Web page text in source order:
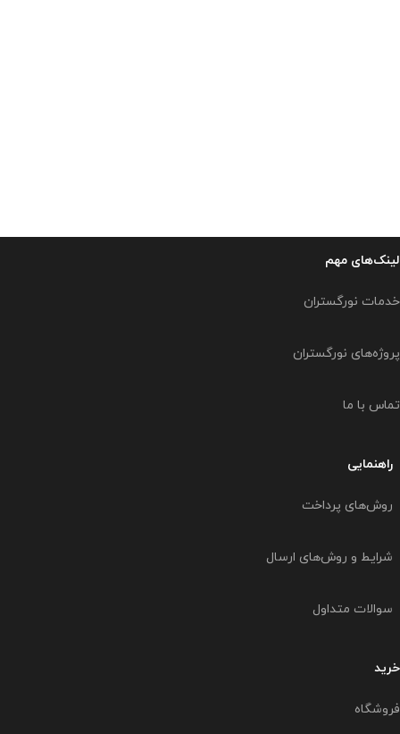
لینک‌های مهم
خدمات نورگستران
پروژه‌های نورگستران
تماس با ما
راهنمایی
روش‌های پرداخت
شرایط و روش‌های ارسال
سوالات متداول
خرید
فروشگاه